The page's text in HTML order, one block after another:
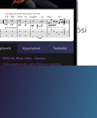
sisältömme käyttöösi